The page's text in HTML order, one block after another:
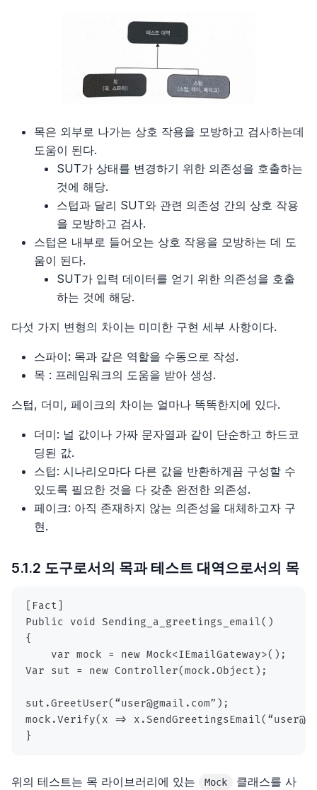
10장, 클래스
12장, 창발성
7장 코드를 작성하고 실행하기
6장 이터러블, 이터레이터, for-of, 이터러블 스프레드,
7장 디스트럭처링
8장 프라미스
9장 비동기 함수, 이터레이터, 제너레이터
10장 템플릿, 태그 함수, 새로운 문자열 함수
11장 새로운 배열 함수, 타입이 있는 배열
14장 리플렉션-리플렉트과 프록시
15장 정규 표현식 업데이트
16장 공유 메모리
17장 그 외
4장, 열심히보다는 현명하게
5장, 진화하라
7장, 실용적 사고
8장, 폴리글랏과 폴리패러다임
4장 블록, 섀도, 제어 구조
7장 타입, 메서드, 인터페이스
8장 오류
9장 모듈, 패키지 그리고 임포트
10장 Go의 동시성
3장, 코드에서 나는 악취
6장, 기본적인 리팩터링
7장, 캡슐화
8장, 기능 이동
9장, 데이터 조직화
10장, 조건부 로직 간소화
2장, 아키텍처 사고
4장, 아키텍처 특성 정의
5장, 아키텍처 특성 식별
6장, 아키텍처 특성의 측정 및 거버넌스
7장, 아키텍처 특성 범위
8장, 컴포넌트 기반 사고
11장, 파이프라인 아키텍처 스타일
12장, 마이크로커널 아키텍처 스타일
13장, 서비스 기반 아키텍처 스타일
14장, 이벤트 기반 아키텍처 스타일
15장, 공간 기반 아키텍처 스타일
일
17장, 마이크로서비스 아키텍처 스타일
18장, 최적의 아키텍처 스타일 선정
19장, 아키텍처 결정
20장, 아키텍처 리스크 분석
21장, 아키텍처 도식화 및 프레젠테이션
1장 스태프 엔지니어의 유형소개
3장 직책이 중요한가?
4장 중요한 일에 집중하자
5장 엔지니어링 전략의 작성
6장 기술 품질의 관리
7장 지휘권을 가진 사람과 긴밀하게 협력하기
10장 타인을 위한 공간의 창출
11장 동료와 네트워크 구축
12장 임원을 대상으로 하는 프레젠테이션
13장 승진 자료집
14장 스폰서 찾기
17장 자신을 드러내는 법
18장 내게 맞는 회사 찾기
20장 제안 협상하기
2장, 단위 테스트란 무엇인가
3장, 단위 테스트 구조
4장, 좋은 단위 테스트의 4대 요소
5장, 목과 테스트 취약성
6장, 단위 테스트 스타일
8장, 통합 테스트를 하는 이유
목은 외부로 나가는 상호 작용을 모방하고 검사하는데
도움이 된다.
SUT가 상태를 변경하기 위한 의존성을 호출하는
것에 해당.
스텁과 달리 SUT와 관련 의존성 간의 상호 작용
을 모방하고 검사.
스텁은 내부로 들어오는 상호 작용을 모방하는 데 도
움이 된다.
SUT가 입력 데이터를 얻기 위한 의존성을 호출
하는 것에 해당.
다섯 가지 변형의 차이는 미미한 구현 세부 사항이다.
스파이: 목과 같은 역할을 수동으로 작성.
목 : 프레임워크의 도움을 받아 생성.
스텁, 더미, 페이크의 차이는 얼마나 똑똑한지에 있다.
더미: 널 값이나 가짜 문자열과 같이 단순하고 하드코
딩된 값.
스텁: 시나리오마다 다른 값을 반환하게끔 구성할 수
있도록 필요한 것을 다 갖춘 완전한 의존성.
페이크: 아직 존재하지 않는 의존성을 대체하고자 구
현.
5.1.2 도구로서의 목과 테스트 대역으로서의 목
}
위의 테스트는 목 라이브러리에 있는 Mock
클래스를 사